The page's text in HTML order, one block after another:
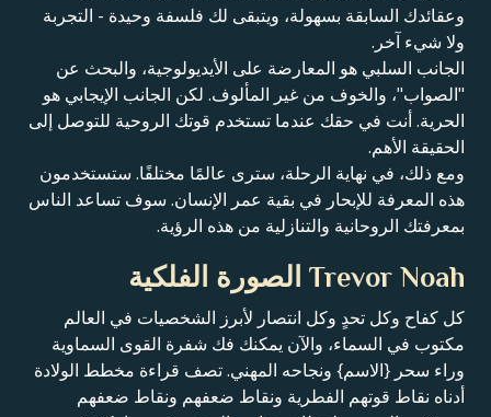
وعقائدك السابقة بسهولة، ويتبقى لك فلسفة وحيدة - التجربة
ولا شيء آخر.
الجانب السلبي هو المعارضة على الأيديولوجية، والبحث عن
"الصواب"، والخوف من غير المألوف. لكن الجانب الإيجابي هو
الحرية. أنت في حقك عندما تستخدم قوتك الروحية للتوصل إلى
الحقيقة الأهم.
ومع ذلك، في نهاية الرحلة، سترى عالمًا مختلفًا. ستستخدمون
هذه المعرفة للإبحار في بقية عمر الإنسان. سوف تساعد الناس
بمعرفتك الروحانية والتنازلية من هذه الرؤية.
Trevor Noah الصورة الفلكية
كل كفاح وكل تحدٍ وكل انتصار لأبرز الشخصيات في العالم
مكتوب في السماء، والآن يمكنك فك شفرة القوى السماوية
وراء سحر {الاسم} ونجاحه المهني. تصف قراءة مخطط الولادة
أدناه نقاط قوتهم الفطرية ونقاط ضعفهم ونقاط ضعفهم